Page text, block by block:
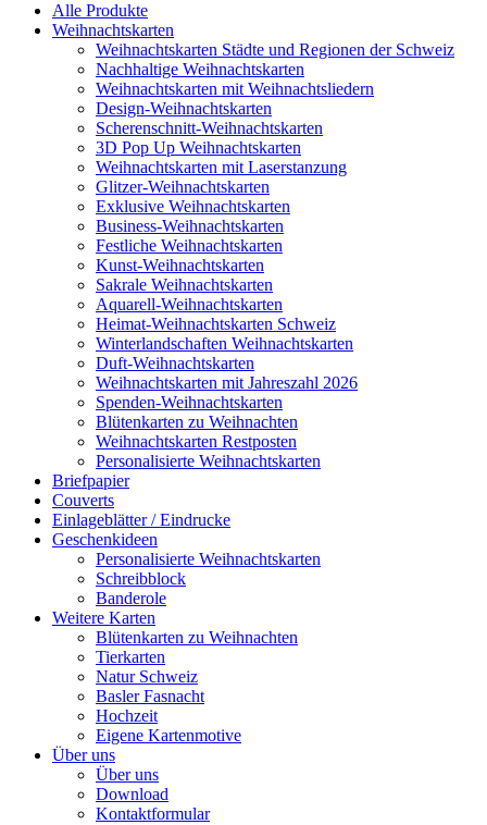
Alle Produkte
Weihnachtskarten
Weihnachtskarten Städte und Regionen der Schweiz
Nachhaltige Weihnachtskarten
Weihnachtskarten mit Weihnachtsliedern
Design-Weihnachtskarten
Scherenschnitt-Weihnachtskarten
3D Pop Up Weihnachtskarten
Weihnachtskarten mit Laserstanzung
Glitzer-Weihnachtskarten
Exklusive Weihnachtskarten
Business-Weihnachtskarten
Festliche Weihnachtskarten
Kunst-Weihnachtskarten
Sakrale Weihnachtskarten
Aquarell-Weihnachtskarten
Heimat-Weihnachtskarten Schweiz
Winterlandschaften Weihnachtskarten
Duft-Weihnachtskarten
Weihnachtskarten mit Jahreszahl 2026
Spenden-Weihnachtskarten
Blütenkarten zu Weihnachten
Weihnachtskarten Restposten
Personalisierte Weihnachtskarten
Briefpapier
Couverts
Einlageblätter / Eindrucke
Geschenkideen
Personalisierte Weihnachtskarten
Schreibblock
Banderole
Weitere Karten
Blütenkarten zu Weihnachten
Tierkarten
Natur Schweiz
Basler Fasnacht
Hochzeit
Eigene Kartenmotive
Über uns
Über uns
Download
Kontaktformular